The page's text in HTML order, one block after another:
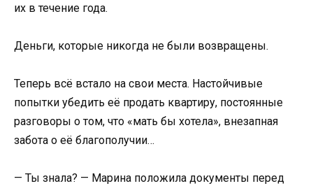
их в течение года.
Деньги, которые никогда не были возвращены.
Теперь всё встало на свои места. Настойчивые
попытки убедить её продать квартиру, постоянные
разговоры о том, что «мать бы хотела», внезапная
забота о её благополучии…
— Ты знала? — Марина положила документы перед